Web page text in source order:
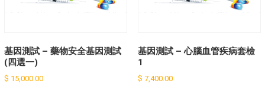
基因測試 – 藥物安全基因測試
(四選一)
$ 15,000.00
基因測試 – 心腦血管疾病套檢
1
$ 7,400.00